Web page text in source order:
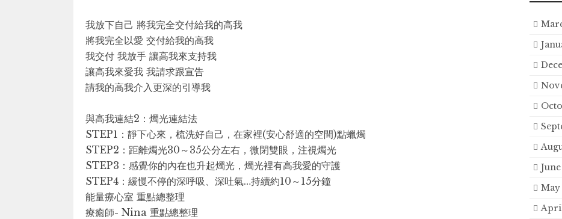
我放下自己 將我完全交付給我的高我
將我完全以愛 交付給我的高我
我交付 我放手 讓高我來支持我
讓高我來愛我 我請求跟宣告
請我的高我介入更深的引導我
與高我連結2：燭光連結法
STEP1：靜下心來，梳洗好自己，在家裡(安心舒適的空間)點蠟燭
STEP2：距離燭光30～35公分左右，微閉雙眼，注視燭光
STEP3：感覺你的內在也升起燭光，燭光裡有高我愛的守護
STEP4：緩慢不停的深呼吸、深吐氣…持續約10～15分鐘
能量療心室 重點總整理
療癒師- Nina 重點總整理
May